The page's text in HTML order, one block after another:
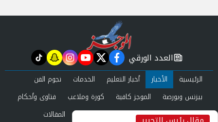
newspaper
العدد الورقي facebook
twitter
youtube
instagram
snapchat
tiktok
الرئيسية الأخبار أخبار التعليم الخدمات
نجوم الفن
بيزنس وبورصة
الموجز كافية كورة وملاعب
فتاوى وأحكام
صحة وجمال
عرب وعالم حوادث ومحاكم المقالات